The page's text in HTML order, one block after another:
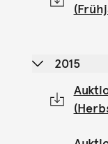
2015